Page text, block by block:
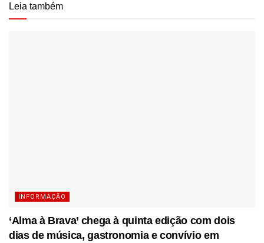
Leia também
INFORMAÇÃO
‘Alma à Brava’ chega à quinta edição com dois
dias de música, gastronomia e convívio em